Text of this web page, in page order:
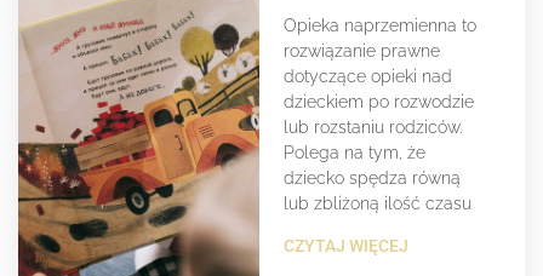
Opieka naprzemienna to
rozwiązanie prawne
dotyczące opieki nad
dzieckiem po rozwodzie
lub rozstaniu rodziców.
Polega na tym, że
dziecko spędza równą
lub zbliżoną ilość czasu
CZYTAJ WIĘCEJ